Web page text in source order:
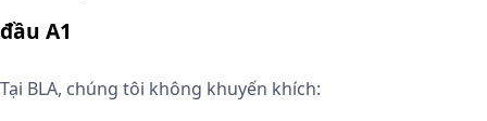
đầu A1
Tại BLA, chúng tôi không khuyến khích: